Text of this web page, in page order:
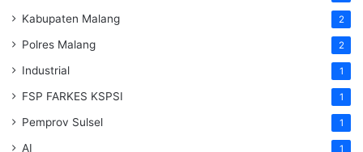
Kabupaten Malang 2
Polres Malang 2
Industrial 1
FSP FARKES KSPSI 1
Pemprov Sulsel 1
AI 1